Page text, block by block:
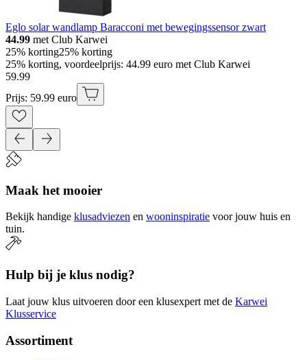
Eglo solar wandlamp Baracconi met bewegingssensor zwart
44.99 met Club Karwei
25% korting25% korting
25% korting, voordeelprijs: 44.99 euro met Club Karwei
59.99
Prijs: 59.99 euro
Maak het mooier
Bekijk handige klusadviezen en wooninspiratie voor jouw huis en
tuin.
Hulp bij je klus nodig?
Laat jouw klus uitvoeren door een klusexpert met de Karwei
Klusservice
Assortiment